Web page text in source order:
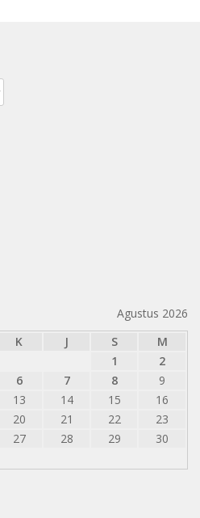
Agustus 2026
K J S
M
1
2
6 7 8
9
13 14 15
16
20 21 22
23
27 28 29
30